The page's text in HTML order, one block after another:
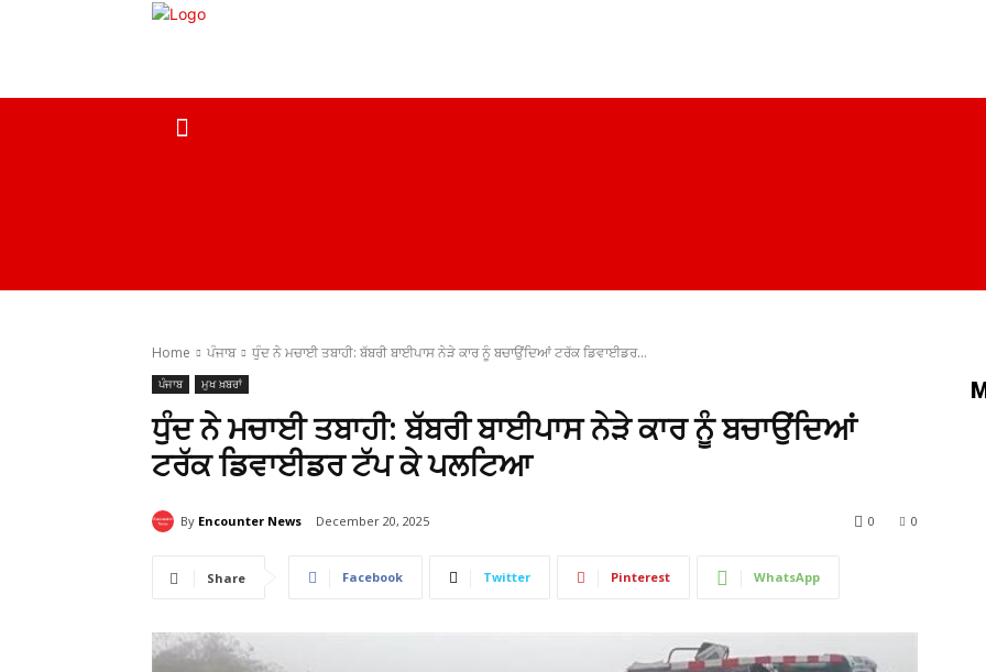
Home ਪੰਜਾਬ ਧੁੰਦ ਨੇ ਮਚਾਈ ਤਬਾਹੀ: ਬੱਬਰੀ ਬਾਈਪਾਸ ਨੇੜੇ ਕਾਰ ਨੂੰ ਬਚਾਉਂਦਿਆਂ ਟਰੱਕ ਡਿਵਾਈਡਰ...
ਪੰਜਾਬ ਮੁਖ ਖ਼ਬਰਾਂ
ਧੁੰਦ ਨੇ ਮਚਾਈ ਤਬਾਹੀ: ਬੱਬਰੀ ਬਾਈਪਾਸ ਨੇੜੇ ਕਾਰ ਨੂੰ ਬਚਾਉਂਦਿਆਂ
ਟਰੱਕ ਡਿਵਾਈਡਰ ਟੱਪ ਕੇ ਪਲਟਿਆ
By Encounter News December 20, 2025 0
0
Share Facebook Twitter Pinterest WhatsApp